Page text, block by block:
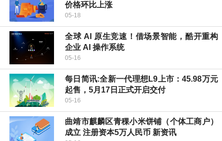
价格环比上涨
05-18
全球 AI 原生竞速！借场景智能，酷开重构
企业 AI 操作系统
05-16
每日简讯:全新一代理想L9上市：45.98万元
起售，5月17日正式开启交付
05-16
曲靖市麒麟区青稞小米饼铺（个体工商户）
成立 注册资本5万人民币 新资讯